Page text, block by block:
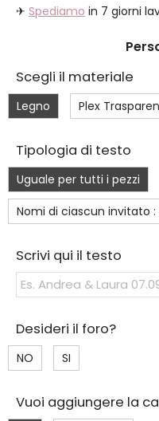
✈ Spediamo in 7 giorni
Scegli il materiale
Legno Plex
Tipologia di testo
Uguale per tutti i pezzi
Nomi di ciascun invitato :
Scrivi qui il testo
Desideri il foro?
NO SI
Vuoi aggiungere la